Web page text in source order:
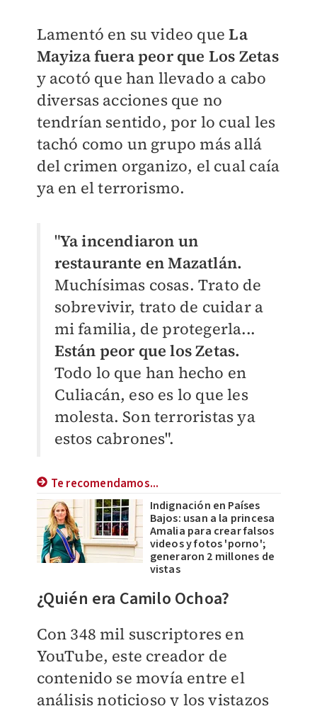
Lamentó en su video que La
Mayiza fuera peor que Los Zetas
y acotó que han llevado a cabo
diversas acciones que no
tendrían sentido, por lo cual les
tachó como un grupo más allá
del crimen organizo, el cual caía
ya en el terrorismo.
"Ya incendiaron un
restaurante en Mazatlán.
Muchísimas cosas. Trato de
sobrevivir, trato de cuidar a
mi familia, de protegerla...
Están peor que los Zetas.
Todo lo que han hecho en
Culiacán, eso es lo que les
molesta. Son terroristas ya
estos cabrones".
Te recomendamos...
Indignación en Países
Bajos: usan a la princesa
Amalia para crear falsos
videos y fotos 'porno';
generaron 2 millones de
vistas
¿Quién era Camilo Ochoa?
Con 348 mil suscriptores en
YouTube, este creador de
contenido se movía entre el
análisis noticioso y los vistazos